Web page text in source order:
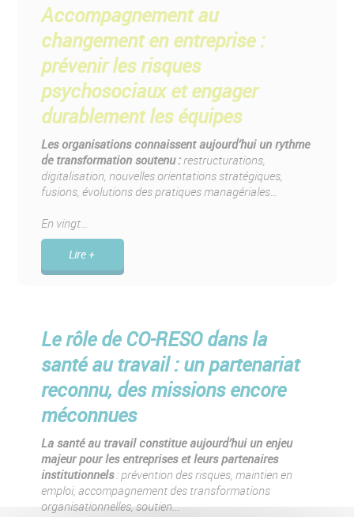
Accompagnement au
changement en entreprise :
prévenir les risques
psychosociaux et engager
durablement les équipes
Les organisations connaissent aujourd’hui un rythme
de transformation soutenu :restructurations,
digitalisation, nouvelles orientations stratégiques,
fusions, évolutions des pratiques managériales…
En vingt...
Lire +
Le rôle de CO-RESO dans la
santé au travail : un partenariat
reconnu, des missions encore
méconnues
La santé au travail constitue aujourd’hui un enjeu
majeur pour les entreprises et leurs partenaires
institutionnels: prévention des risques, maintien en
emploi, accompagnement des transformations
organisationnelles, soutien...